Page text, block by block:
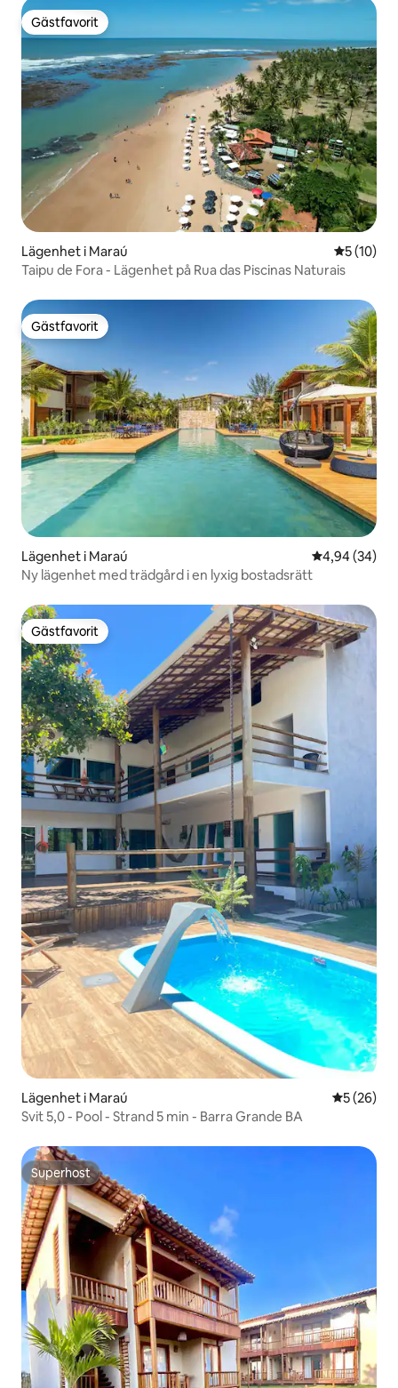
Gästfavorit
Gästfavorit
Lägenhet i Maraú 5 av 5 i
5 (10)
Taipu de Fora - Lägenhet på Rua das Piscinas Naturais
Gästfavorit
Gästfavorit
Lägenhet i Maraú 4,94 av 5 i
4,94 (34)
Ny lägenhet med trädgård i en lyxig bostadsrätt
Gästfavorit
Gästfavorit
Lägenhet i Maraú 5 av 5 i
5 (26)
Svit 5,0 - Pool - Strand 5 min - Barra Grande BA
Superhost
Superhost